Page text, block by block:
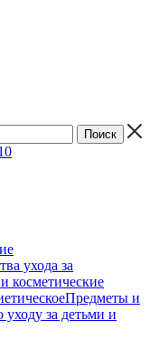
ухода за
косметические
Предметы и
за детьми и